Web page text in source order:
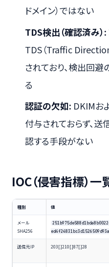
ドメイン）ではない
TDS検出（確認済み）:
TDS（Traffic
されており、検出回
る
認証の欠如: DKIMお
付与されておらず、
認する手段がない
IOC（侵害指標）一
種別 値
メール
SHA256
送信元IP 203[.]210[.]87[.]28